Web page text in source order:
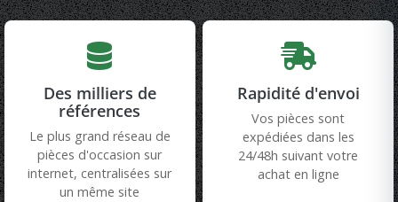
Des milliers de
références
Le plus grand réseau de
pièces d'occasion sur
internet, centralisées sur
un même site
Rapidité d'envoi
Vos pièces sont
expédiées dans les
24/48h suivant votre
achat en ligne